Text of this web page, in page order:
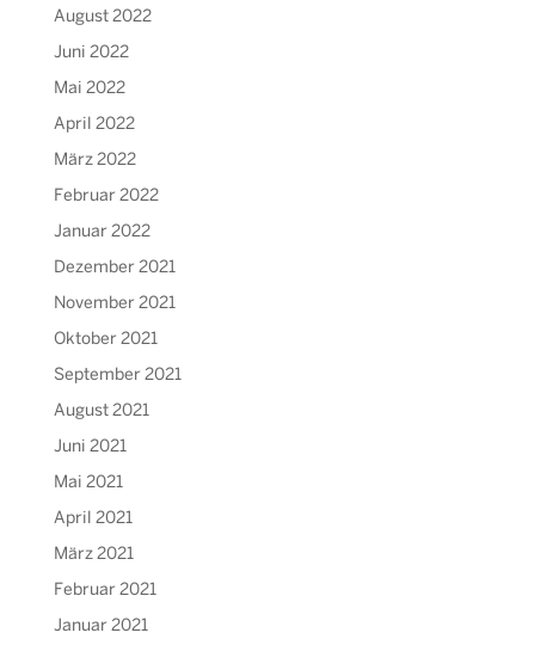
August 2022
Juni 2022
Mai 2022
April 2022
März 2022
Februar 2022
Januar 2022
Dezember 2021
November 2021
Oktober 2021
September 2021
August 2021
Juni 2021
Mai 2021
April 2021
März 2021
Februar 2021
Januar 2021